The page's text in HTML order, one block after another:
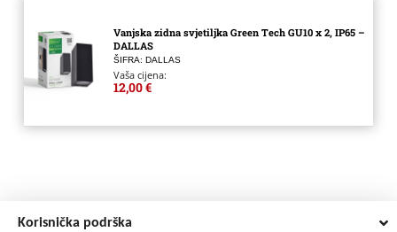
Vanjska zidna svjetiljka Green Tech GU10 x 2, IP65 –
DALLAS
ŠIFRA: DALLAS
Vaša cijena:
12,00 €
Korisnička podrška